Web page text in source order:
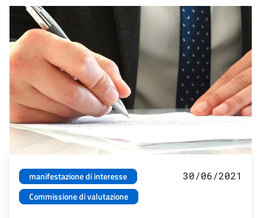
manifestazione di interesse
Commissione di valutazione
30/06/2021